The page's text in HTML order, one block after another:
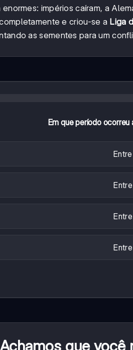
impérios caíram, a
e criou-se a Liga
as sementes para um
Em que período ocorreu
Achamos que você